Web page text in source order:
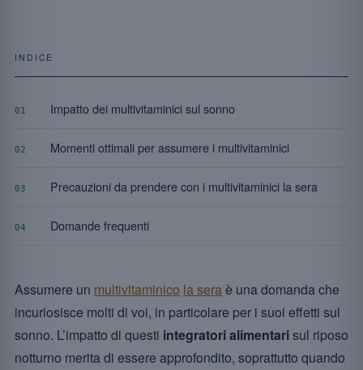
INDICE
01 Impatto dei multivitaminici sul sonno
02 Momenti ottimali per assumere i multivitaminici
03 Precauzioni da prendere con i multivitaminici la sera
04 Domande frequenti
Assumere un multivitaminico la seraè una domanda che
incuriosisce molti di voi, in particolare per i suoi effetti sul
sonno. L’impatto di questi integratori alimentarisul riposo
notturno merita di essere approfondito, soprattutto quando